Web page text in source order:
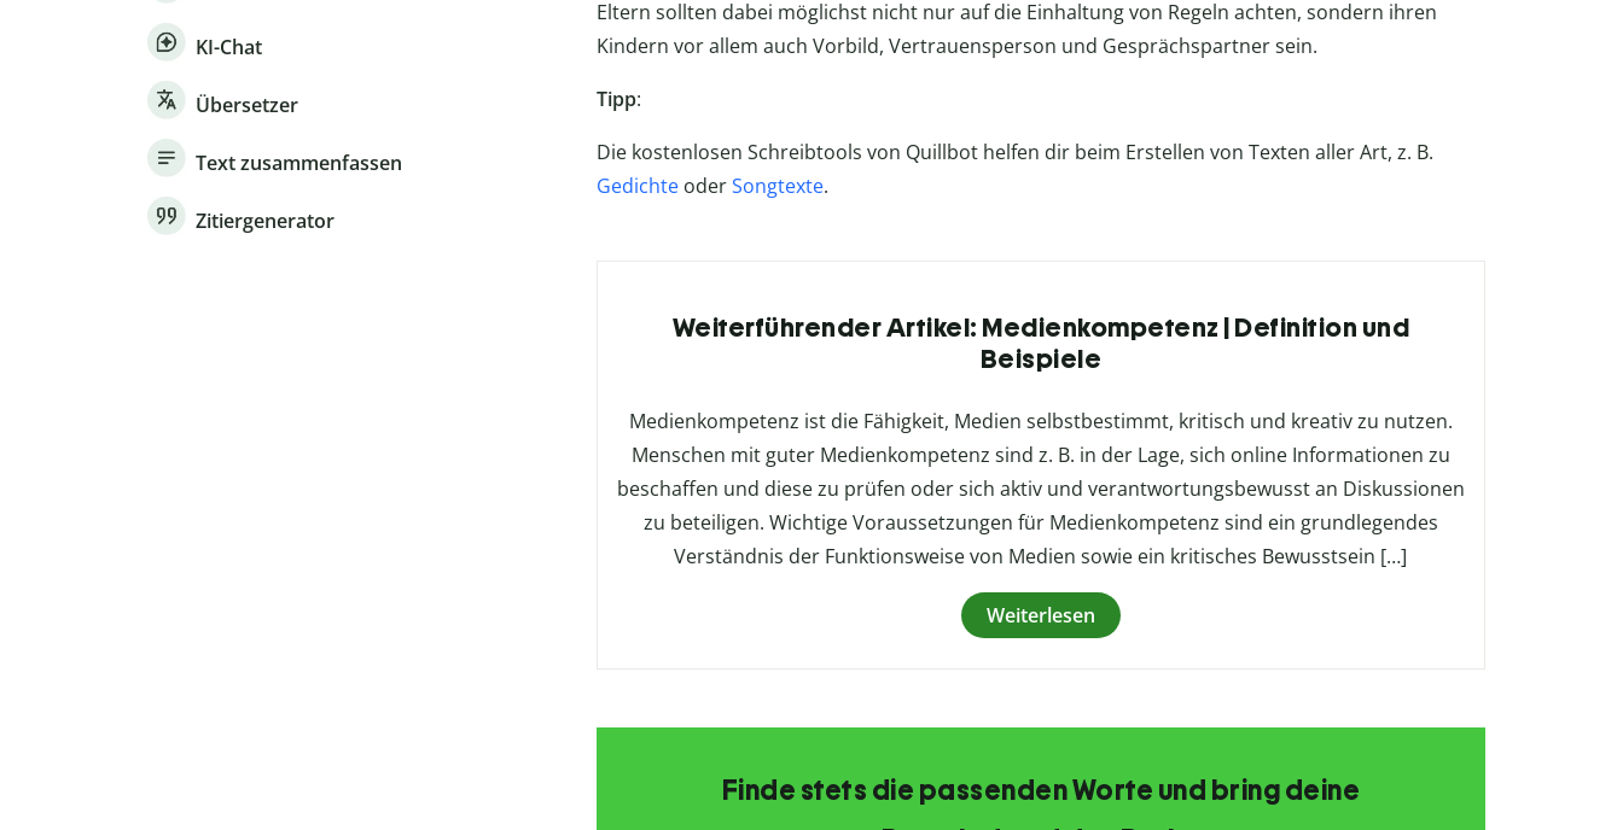
KI-Chat
Übersetzer
Text zusammenfassen
Zitiergenerator
Eltern sollten dabei möglichst nicht nur auf die Einhaltung von Regeln achten, sondern ihren
Kindern vor allem auch Vorbild, Vertrauensperson und Gesprächspartner sein.
Tipp:
Die kostenlosen Schreibtools von Quillbot helfen dir beim Erstellen von Texten aller Art, z. B.
GedichteoderSongtexte.
Weiterführender Artikel: Medienkompetenz | Definition und
Beispiele
Medienkompetenz ist die Fähigkeit, Medien selbstbestimmt, kritisch und kreativ zu nutzen.
Menschen mit guter Medienkompetenz sind z. B. in der Lage, sich online Informationen zu
beschaffen und diese zu prüfen oder sich aktiv und verantwortungsbewusst an Diskussionen
zu beteiligen. Wichtige Voraussetzungen für Medienkompetenz sind ein grundlegendes
Verständnis der Funktionsweise von Medien sowie ein kritisches Bewusstsein […]
Weiterlesen
Finde stets die passenden Worte und bring deine